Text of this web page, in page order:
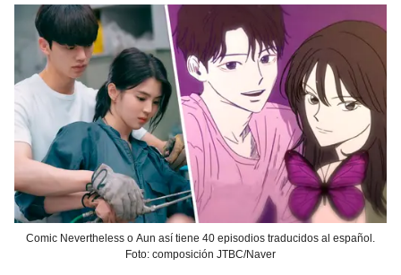
Comic Nevertheless o Aun así tiene 40 episodios traducidos al español.
Foto: composición JTBC/Naver